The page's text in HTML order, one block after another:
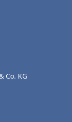
Co. KG